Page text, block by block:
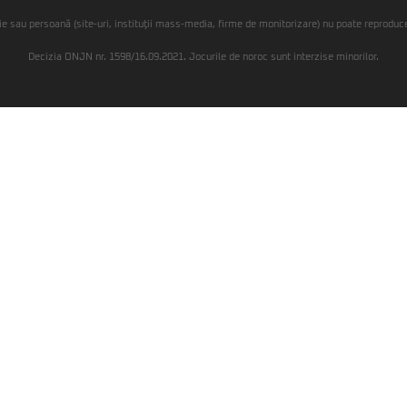
sau persoană (site-uri, instituţii mass-media, firme de monitorizare) nu poate
Decizia ONJN nr. 1598/16.09.2021. Jocurile de noroc sunt interzise minorilor.